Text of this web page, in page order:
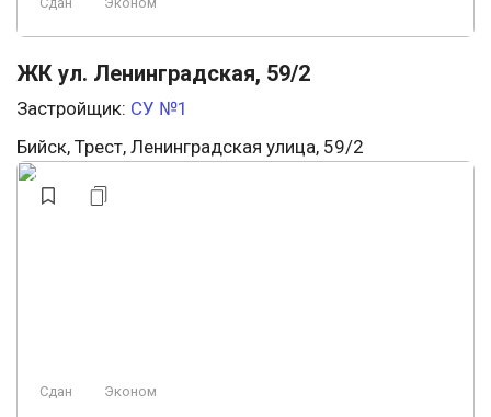
ЖК ул. Ленинградская, 59/2
Застройщик: СУ №1
Бийск, Трест, Ленинградская улица, 59/2
Сдан Эконом